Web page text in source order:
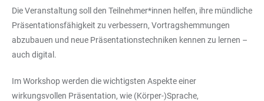
Die Veranstaltung soll den Teilnehmer*innen helfen, ihre mündliche
Präsentationsfähigkeit zu verbessern, Vortragshemmungen
abzubauen und neue Präsentationstechniken kennen zu lernen –
auch digital.
Im Workshop werden die wichtigsten Aspekte einer
wirkungsvollen Präsentation, wie (Körper-)Sprache,